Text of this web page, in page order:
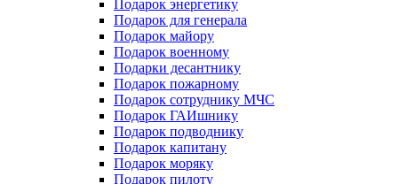
Подарок энергетику
Подарок для генерала
Подарок майору
Подарок военному
Подарки десантнику
Подарок пожарному
Подарок сотруднику МЧС
Подарок ГАИшнику
Подарок подводнику
Подарок капитану
Подарок моряку
Подарок пилоту